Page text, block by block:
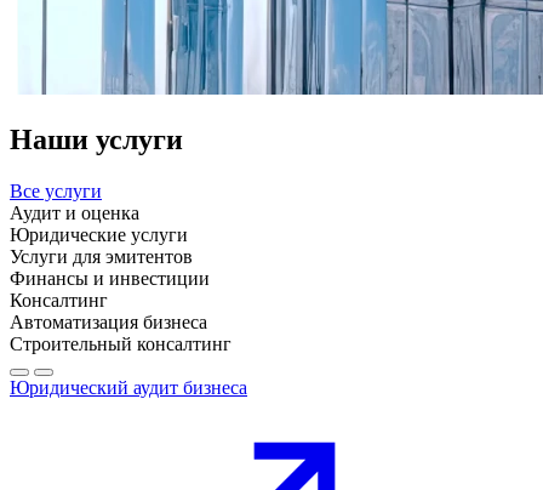
Наши услуги
Все услуги
Аудит и оценка
Юридические услуги
Услуги для эмитентов
Финансы и инвестиции
Консалтинг
Автоматизация бизнеса
Строительный консалтинг
Юридический аудит бизнеса